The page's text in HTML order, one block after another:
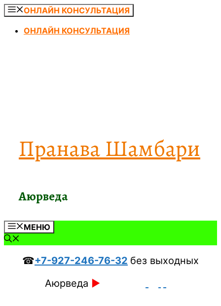
Перейти
содержимому
ОНЛАЙН КОНСУЛЬТАЦИЯ
ОНЛАЙН КОНСУЛЬТАЦИЯ
Пранава Шамбари
Аюрведа
МЕНЮ
☎+7-927-246-76-32 без выходных
Аюрведа ►